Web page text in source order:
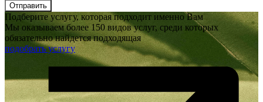
Отправить
Подберите услугу, которая подходит именно Вам
Мы оказываем более 150 видов услуг, среди которых
обязательно найдется подходящая
подобрать услугу